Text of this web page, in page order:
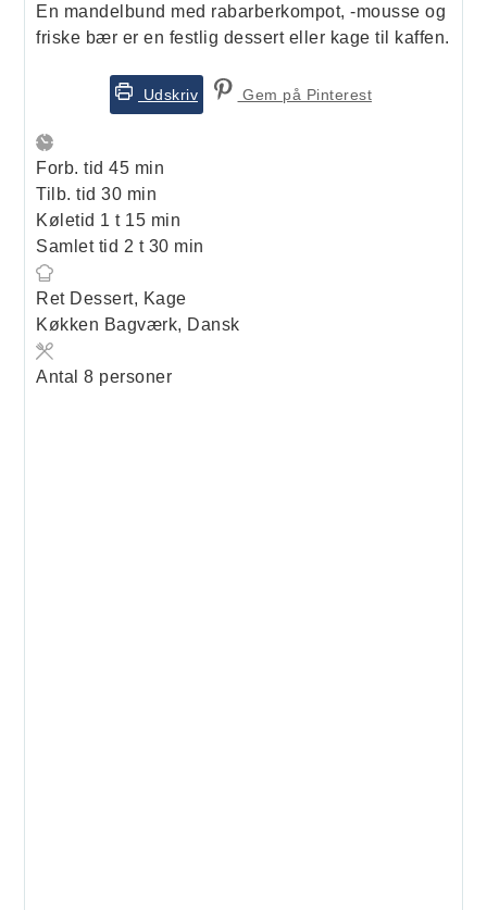
En mandelbund med rabarberkompot, -mousse og
friske bær er en festlig dessert eller kage til kaffen.
Udskriv Gem på Pinterest
Forb. tid45minutter
min
Tilb. tid30minutter
min
Køletid 1 time
t 15minutter
min
Samlet tid 2 timer
t 30minutter
min
Ret Dessert, Kage
Køkken Bagværk, Dansk
Antal8 personer